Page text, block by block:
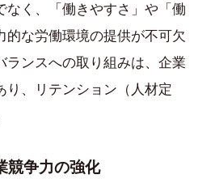
なく、「働きやすさ」や「働
的な労働環境の提供が不可欠
ランスへの取り組みは、企業
り、リテンション（人材定
競争力の強化